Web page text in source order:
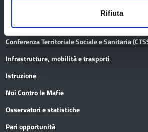
Rifiuta
Bilancio
Conferenza Territoriale Sociale e Sanitaria
Infrastrutture, mobilità e trasporti
Istruzione
Noi Contro le Mafie
Osservatori e statistiche
Pari opportunità